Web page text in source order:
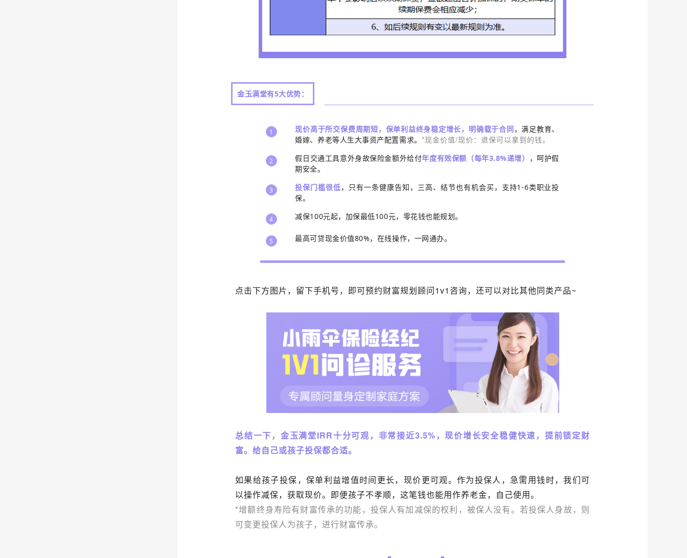
金玉满堂有5大优势：
1 现价高于所交保费周期短，保单利益终身稳定增长，明确载于合同，满足教育、
婚嫁、养老等人生大事资产配置需求。 *现金价值/现价：退保可以拿到的钱。
2 假日交通工具意外身故保险金额外给付年度有效保额（每年3.8%递增）
，呵护假
期安全。
3 投保门槛很低，只有一条健康告知，三高、结节也有机会买，支持1-6类职业投
保。
4 减保100元起，加保最低100元，零花钱也能规划。
5 最高可贷现金价值80%，在线操作，一网通办。
点击下方图片，留下手机号，即可预约财富规划顾问1v1 咨询，还可以对比其他同类产品~
总结一下，金玉满堂IRR十分可观，非常接近3.5% ，现价增长安全稳健快速，提前锁定财
富。给自己或孩子投保都合适。
如果给孩子投保，保单利益增值时间更长，现价更可观。作为投保人，急需用钱时，我们可
以操作减保，获取现价。即便孩子不孝顺，这笔钱也能用作养老金，自己使用。
*增额终身寿险有财富传承的功能，投保人有加减保的权利，被保人没有。若投保人身故，则
可变更投保人为孩子，进行财富传承。